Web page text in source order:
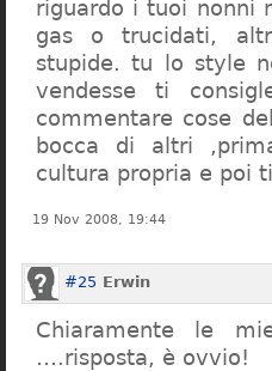
riguardo i tuoi nonni
gas o trucidati,
stupide. tu lo style
vendesse ti
commentare cose
bocca di altri
cultura propria e poi
19 Nov 2008, 19:44
#25 Erwin
Chiaramente le
….risposta, è ovvio!